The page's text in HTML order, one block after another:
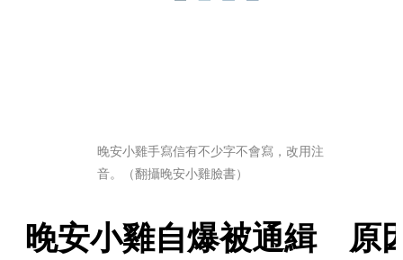
晚安小雞手寫信有不少字不會寫，改用注
音。（翻攝晚安小雞臉書）
晚安小雞自爆被通緝　原